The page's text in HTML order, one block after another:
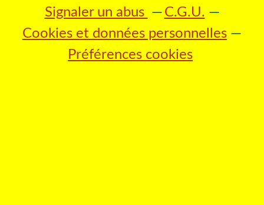
Signaler un abus
C.G.U.
Cookies et données personnelles
Préférences cookies